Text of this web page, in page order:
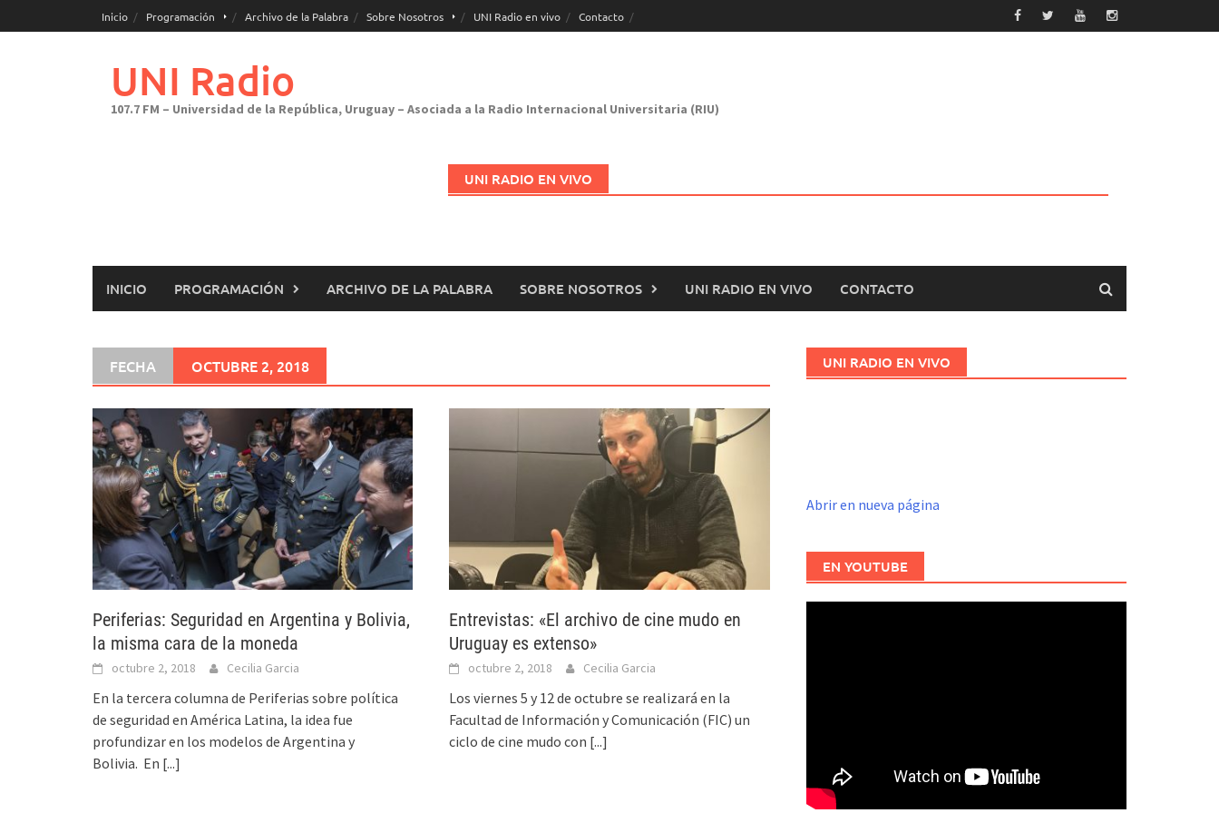
al
Inicio Programación Archivo de la Palabra Sobre Nosotros UNI Radio en vivo Contacto
UNI Radio
107.7 FM – Universidad de la República, Uruguay – Asociada a la Radio Internacional Universitaria (RIU)
UNI RADIO EN VIVO
INICIO PROGRAMACIÓN ARCHIVO DE LA PALABRA SOBRE NOSOTROS UNI RADIO EN VIVO CONTACTO
FECHA OCTUBRE 2, 2018
Periferias: Seguridad en Argentina y Bolivia,
la misma cara de la moneda
octubre 2, 2018 Cecilia Garcia
En la tercera columna de Periferias sobre política
de seguridad en América Latina, la idea fue
profundizar en los modelos de Argentina y
Bolivia. En [...]
Entrevistas: «El archivo de cine mudo en
Uruguay es extenso»
octubre 2, 2018 Cecilia Garcia
Los viernes 5 y 12 de octubre se realizará en la
Facultad de Información y Comunicación (FIC) un
ciclo de cine mudo con [...]
UNI RADIO EN VIVO
Abrir en nueva página
EN YOUTUBE